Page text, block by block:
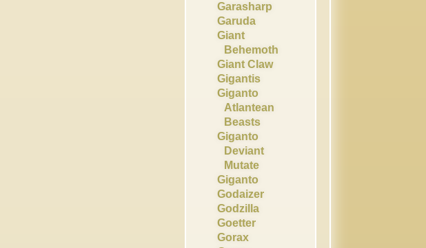
Garasharp
Garuda
Giant
Behemoth
Giant Claw
Gigantis
Giganto
Atlantean
Beasts
Giganto
Deviant
Mutate
Giganto
Godaizer
Godzilla
Goetter
Gorax